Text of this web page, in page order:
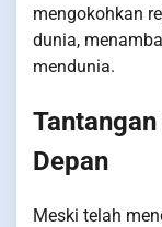
mengokohkan
dunia,
mendunia.
Depan
Meski telah